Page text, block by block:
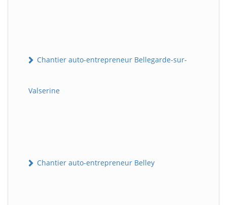
Chantier auto-entrepreneur Bellegarde-sur-
Valserine
Chantier auto-entrepreneur Belley